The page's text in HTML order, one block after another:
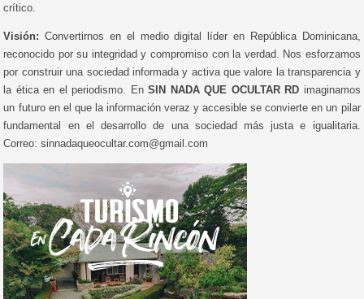
crítico.
Visión: Convertirnos en el medio digital líder en República Dominicana,
reconocido por su integridad y compromiso con la verdad. Nos esforzamos
por construir una sociedad informada y activa que valore la transparencia y
la ética en el periodismo. EnSIN NADA QUE OCULTAR RD imaginamos
un futuro en el que la información veraz y accesible se convierte en un pilar
fundamental en el desarrollo de una sociedad más justa e igualitaria.
Correo: sinnadaqueocultar.com@gmail.com